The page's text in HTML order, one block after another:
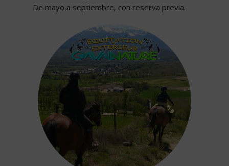
De mayo a septiembre, con reserva previa.